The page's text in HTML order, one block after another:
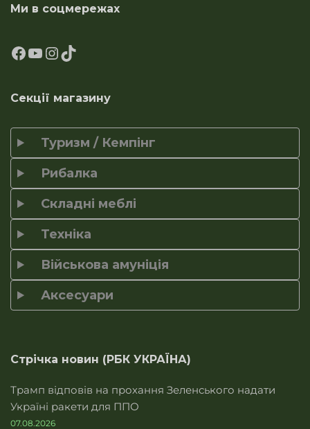
Ми в соцмережах
Секції магазину
Туризм / Кемпінг
Рибалка
Складні меблі
Техніка
Військова амуніція
Аксесуари
Стрічка новин (РБК УКРАЇНА)
Трамп відповів на прохання Зеленського надати
Україні ракети для ППО
07.08.2026